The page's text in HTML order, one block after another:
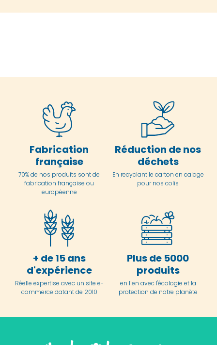
Fabrication
française
70% de nos produits sont de
fabrication française ou
européenne
Réduction de nos
déchets
En recyclant le carton en calage
pour nos colis
+ de 15 ans
d'expérience
Réelle expertise avec un site e-
commerce datant de 2010
Plus de 5000
produits
en lien avec l'écologie et la
protection de notre planète